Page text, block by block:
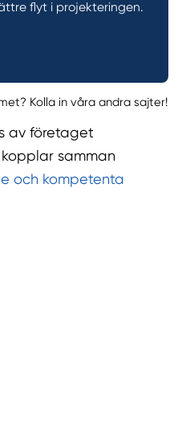
flyt i projekteringen.
Kolla in våra andra sajter!
av företaget
kopplar samman
och kompetenta